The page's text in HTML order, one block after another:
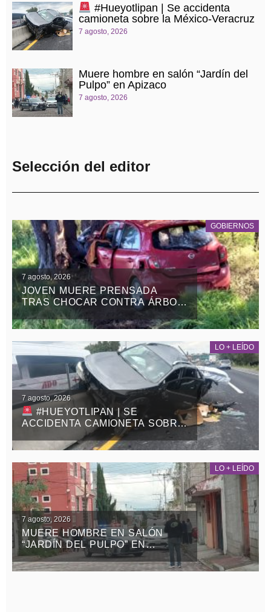
#Hueyotlipan | Se accidenta
camioneta sobre la México-Veracruz
7 agosto, 2026
Muere hombre en salón “Jardín del
Pulpo” en Apizaco
7 agosto, 2026
Selección del editor
GOBIERNOS
7 agosto, 2026
JOVEN MUERE PRENSADA
TRAS CHOCAR CONTRA ÁRBOL
EN LA APIZACO-TLAXCO, EN
ATLANGATEPEC
LO + LEÍDO
7 agosto, 2026
#HUEYOTLIPAN | SE
ACCIDENTA CAMIONETA SOBRE
LA MÉXICO-VERACRUZ
LO + LEÍDO
7 agosto, 2026
MUERE HOMBRE EN SALÓN
“JARDÍN DEL PULPO” EN
APIZACO